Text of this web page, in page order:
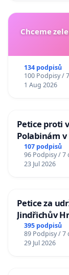
Chceme
134 podpisů
100 Podpisy /
1 Aug 2026
Petice proti
Polabinám
107 podpisů
96 Podpisy / 7
23 Jul 2026
Petice za
Jindřichův
395 podpisů
89 Podpisy / 7
29 Jul 2026